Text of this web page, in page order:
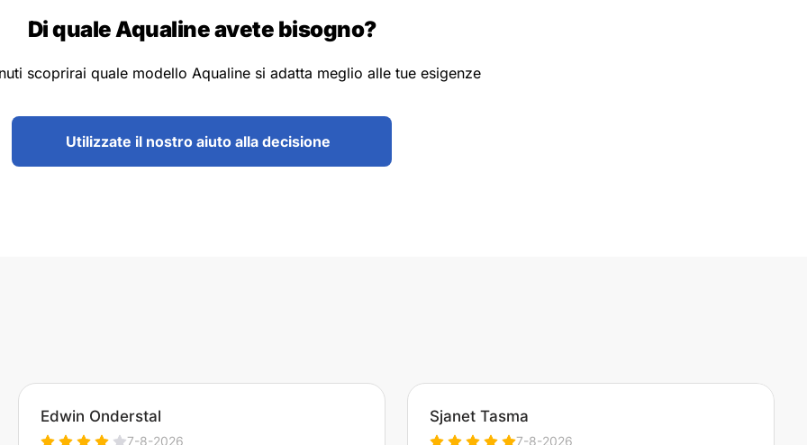
Di quale Aqualine avete bisogno?
scoprirai quale modello Aqualine si adatta meglio alle tue esigenze
Utilizzate il nostro aiuto alla decisione